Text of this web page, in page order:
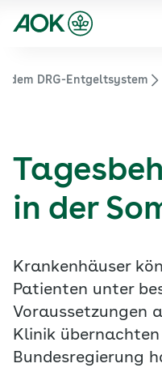
Zum
Zur
Zur Startseite von der
dem DRG-Entgeltsystem
in der
Krankenhäuser
Patienten unter
Voraussetzungen
Klinik übernachten
Bundesregierung